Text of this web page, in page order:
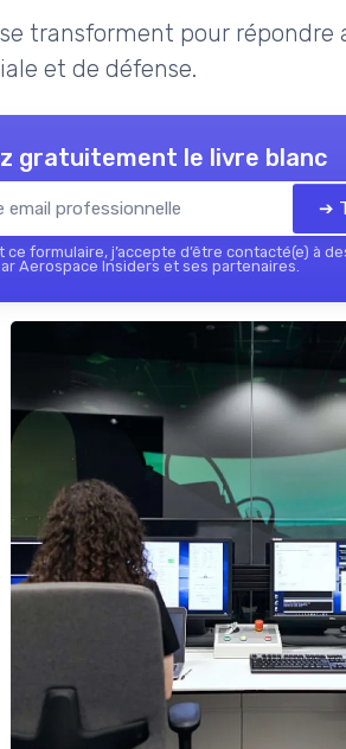
transforment pour répondre
et de défense.
gratuitement le livre blanc
➔
ce formulaire, j’accepte d’être contacté(e) à
Aerospace Insiders et ses partenaires.